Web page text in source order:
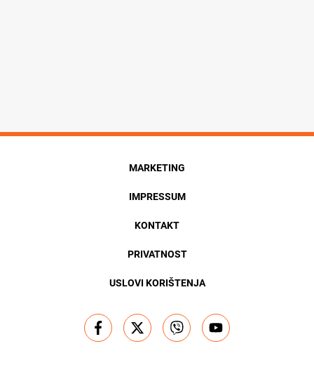
MARKETING
IMPRESSUM
KONTAKT
PRIVATNOST
USLOVI KORIŠTENJA